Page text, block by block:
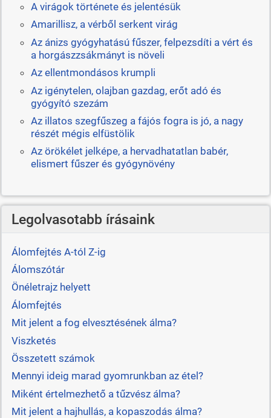
A virágok története és jelentésük
Amarillisz, a vérből serkent virág
Az ánizs gyógyhatású fűszer, felpezsdíti a vért és
a horgászzsákmányt is növeli
Az ellentmondásos krumpli
Az igénytelen, olajban gazdag, erőt adó és
gyógyító szezám
Az illatos szegfűszeg a fájós fogra is jó, a nagy
részét mégis elfüstölik
Az örökélet jelképe, a hervadhatatlan babér,
elismert fűszer és gyógynövény
Legolvasotabb írásaink
Álomfejtés A-tól Z-ig
Álomszótár
Önéletrajz helyett
Álomfejtés
Mit jelent a fog elvesztésének álma?
Viszketés
Összetett számok
Mennyi ideig marad gyomrunkban az étel?
Miként értelmezhető a tűzvész álma?
Mit jelent a hajhullás, a kopaszodás álma?